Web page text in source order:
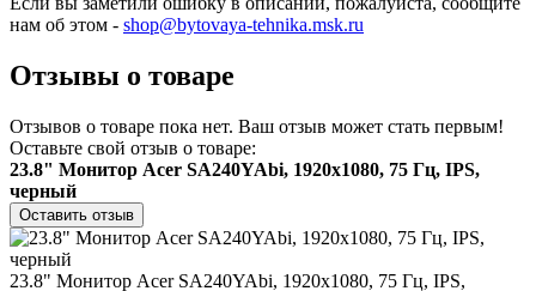
нам об этом - shop@bytovaya-tehnika.msk.ru
Отзывы о товаре
Отзывов о товаре пока нет. Ваш отзыв может стать первым!
Оставьте свой отзыв о товаре:
23.8" Монитор Acer SA240YAbi, 1920x1080, 75 Гц, IPS,
черный
Оставить отзыв
23.8" Монитор Acer SA240YAbi, 1920x1080, 75 Гц, IPS,